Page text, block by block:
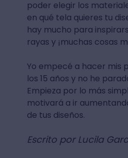
poder elegir los
en qué tela quieres tu
hay mucho para
rayas y ¡muchas cosas
Yo empecé a hacer mis
los 15 años y no he
Empieza por lo más
motivará a ir
de tus diseños.
Escrito por Lucila